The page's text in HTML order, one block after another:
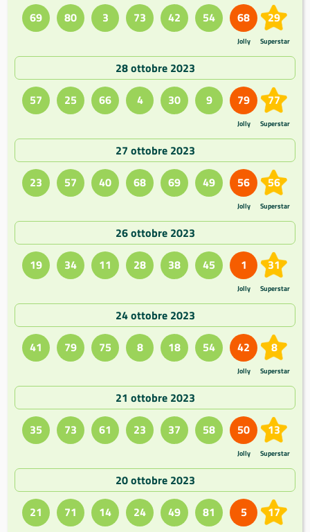
69
80 3 73 42 54 68
Jolly
29
Superstar
28 ottobre 2023
57
25 66 4 30 9 79
Jolly
77
Superstar
27 ottobre 2023
23
57 40 68 69 49 56
Jolly
56
Superstar
26 ottobre 2023
19
34 11 28 38 45 1
Jolly
31
Superstar
24 ottobre 2023
41
79 75 8 18 54 42
Jolly
8
Superstar
21 ottobre 2023
35
73 61 23 37 58 50
Jolly
13
Superstar
20 ottobre 2023
21
71 14 24 49 81 5 17